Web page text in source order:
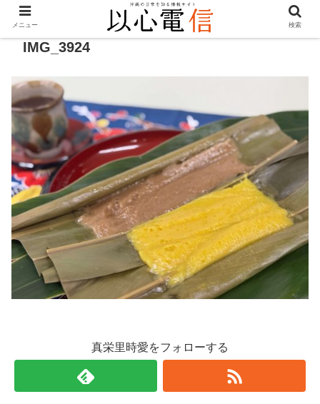
IMG_3924
真栄里時愛をフォローする
メニュー 検索